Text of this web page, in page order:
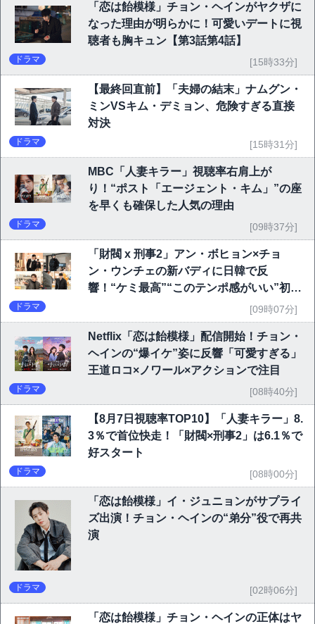
「恋は飴模様」チョン・ヘインがヤクザに
なった理由が明らかに！可愛いデートに視
聴者も胸キュン【第3話第4話】
ドラマ [15時33分]
【最終回直前】「夫婦の結末」ナムグン・
ミンVSキム・デミョン、危険すぎる直接
対決
ドラマ [15時31分]
MBC「人妻キラー」視聴率右肩上が
り！“ポスト「エージェント・キム」”の座
を早くも確保した人気の理由
ドラマ [09時37分]
「財閥 x 刑事2」アン・ボヒョン×チョ
ン・ウンチェの新バディに日韓で反
響！“ケミ最高”“このテンポ感がいい”初回
ドラマ [09時07分]
Netflix「恋は飴模様」配信開始！チョン・
ヘインの“爆イケ”姿に反響「可愛すぎる」
王道ロコ×ノワール×アクションで注目
ドラマ [08時40分]
【8月7日視聴率TOP10】「人妻キラー」8.
3％で首位快走！「財閥×刑事2」は6.1％で
好スタート
ドラマ [08時00分]
「恋は飴模様」イ・ジュニョンがサプライ
ズ出演！チョン・ヘインの“弟分”役で再共
演
ドラマ [02時06分]
「恋は飴模様」チョン・ヘインの正体はヤ